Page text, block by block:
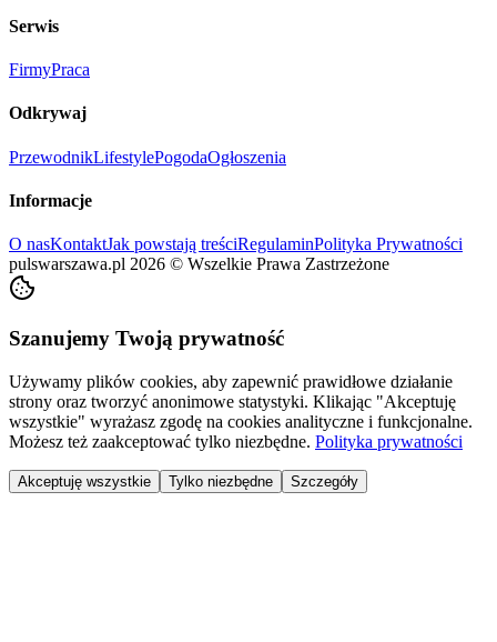
Serwis
FirmyPraca
Odkrywaj
PrzewodnikLifestylePogodaOgłoszenia
Informacje
O nasKontaktJak powstają treściRegulaminPolityka Prywatności
pulswarszawa.pl 2026 © Wszelkie Prawa Zastrzeżone
Szanujemy Twoją prywatność
Używamy plików cookies, aby zapewnić prawidłowe działanie
strony oraz tworzyć anonimowe statystyki. Klikając "Akceptuję
wszystkie" wyrażasz zgodę na cookies analityczne i funkcjonalne.
Możesz też zaakceptować tylko niezbędne. Polityka prywatności
Akceptuję wszystkie Tylko niezbędne Szczegóły